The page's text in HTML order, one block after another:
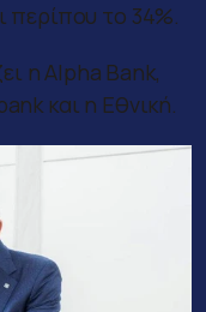
το 34%.
η Alpha Bank,
και η Εθνική.